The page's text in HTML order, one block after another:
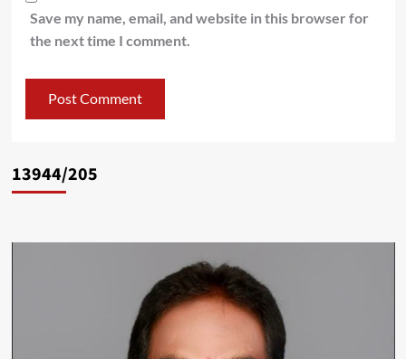
Save my name, email, and website in this browser for
the next time I comment.
13944/205